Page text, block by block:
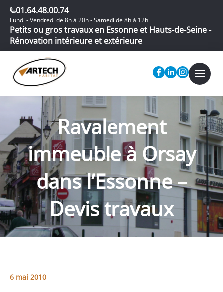
01.64.48.00.74
Lundi - Vendredi de 8h à 20h - Samedi de 8h à 12h
Petits ou gros travaux en Essonne et Hauts-de-Seine -
Rénovation intérieure et extérieure
Ravalement
immeuble à Orsay
dans l’Essonne –
Devis travaux
6 mai 2010